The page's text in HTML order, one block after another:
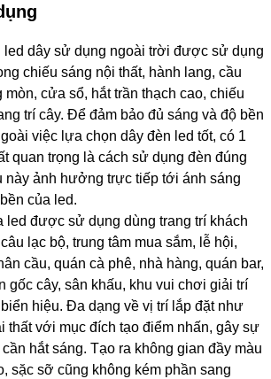
led dây sử dụng ngoài trời được sử dụng
chiếu sáng nội thất, hành lang, cầu
cửa sổ, hắt trần thạch cao, chiếu
trí cây. Để đảm bảo đủ sáng và độ bền
việc lựa chọn dây đèn led tốt, có 1
quan trọng là cách sử dụng đèn đúng
này ảnh hưởng trực tiếp tới ánh sáng
của led.
led được sử dụng dùng trang trí khách
lạc bộ, trung tâm mua sắm, lễ hội,
cầu, quán cà phê, nhà hàng, quán bar,
gốc cây, sân khấu, khu vui chơi giải trí
hiệu. Đa dạng về vị trí lắp đặt như
thất với mục đích tạo điểm nhấn, gây sự
hắt sáng. Tạo ra không gian đầy màu
sặc sỡ cũng không kém phần sang